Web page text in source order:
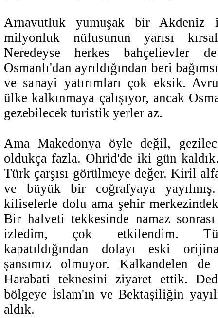
Arnavutluk yumuşak bir Akdeniz
milyonluk nüfusunun yarısı
Neredeyse herkes bahçelievler
Osmanlı'dan ayrıldığından beri
ve sanayi yatırımları çok eksik.
ülke kalkınmaya çalışıyor, ancak
gezebilecek turistik yerler az.
Ama Makedonya öyle değil,
oldukça fazla. Ohrid'de iki gün
Türk çarşısı görülmeye değer. Kiril
ve büyük bir coğrafyaya
kiliselerle dolu ama şehir
Bir halveti tekkesinde namaz
izledim, çok etkilendim.
kapatıldığından dolayı eski
şansımız olmuyor. Kalkandelen
Harabati teknesini ziyaret ettik.
bölgeye İslam'ın ve Bektaşiliğin
aldık.